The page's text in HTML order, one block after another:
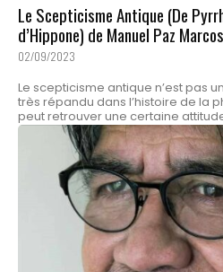
Le Scepticisme Antique (De
d’Hippone) de Manuel Paz Marcos
02/09/2023
Le scepticisme antique n’est pas
très répandu dans l’histoire de la
peut retrouver une certaine